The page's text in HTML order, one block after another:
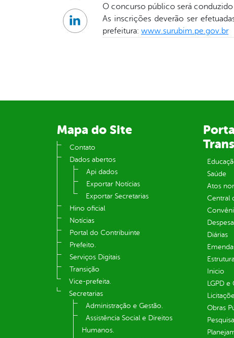
O concurso público será conduzido
As inscrições deverão ser
prefeitura: www.surubim.pe.gov.br
Linkedin
Mapa do Site
Contato
Dados abertos
Api dados
Exportar Notícias
Exportar Secretarias
Hino oficial
Notícias
Portal do Contribuinte
Prefeito.
Serviços Digitais
Transição
Vice-prefeita.
Secretarias
Administração e Gestão.
Assistência Social e Direitos
Humanos.
Saúde
Atos
Central
Diárias
Inicio
LGPD
Obras